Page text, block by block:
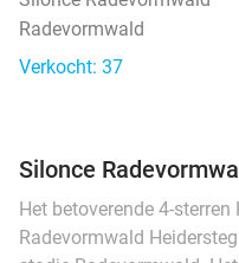
Radevormwald
Verkocht: 37
Silonce
Het betoverende 4-
Radevormwald